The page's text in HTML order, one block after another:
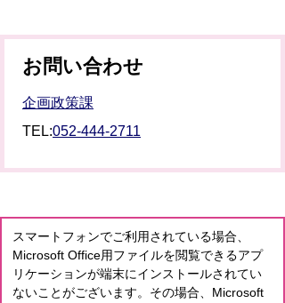
お問い合わせ
企画政策課
TEL:052-444-2711
スマートフォンでご利用されている場合、
Microsoft Office用ファイルを閲覧できるアプ
リケーションが端末にインストールされてい
ないことがございます。その場合、Microsoft